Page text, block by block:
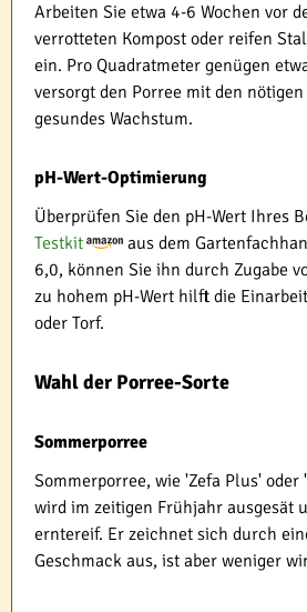
Arbeiten Sie etwa 4-6 Wochen vor
verrotteten Kompost oder reifen
ein. Pro Quadratmeter genügen
versorgt den Porree mit den
gesundes Wachstum.
pH-Wert-Optimierung
Überprüfen Sie den pH-Wert Ihres
Testkit
aus dem
6,0, können Sie ihn durch Zugabe
zu hohem pH-Wert hilft die
oder Torf.
Wahl der Porree-Sorte
Sommerporree
Sommerporree, wie 'Zefa Plus'
wird im zeitigen Frühjahr ausgesät
erntereif. Er zeichnet sich durch
Geschmack aus, ist aber weniger